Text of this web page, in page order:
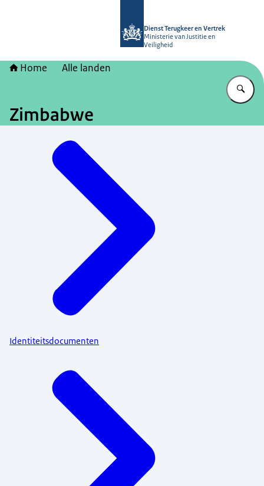
Dienst Terugkeer en Vertrek
Ministerie van Justitie en
Veiligheid
Home Alle landen
Zimbabwe
Identiteitsdocumenten